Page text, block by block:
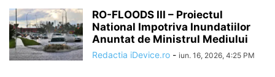
RO-FLOODS III – Proiectul
National Impotriva Inundatiilor
Anuntat de Ministrul Mediului
Redactia iDevice.ro - iun. 16, 2026, 4:25 PM